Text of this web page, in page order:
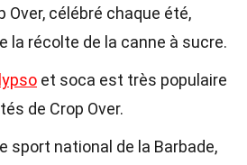
Over, célébré chaque été,
la récolte de la canne à sucre.
et soca est très populaire
de Crop Over.
sport national de la Barbade,